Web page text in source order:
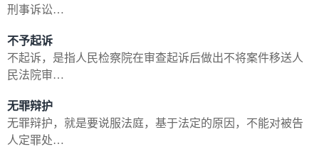
刑事诉讼…
不予起诉
不起诉，是指人民检察院在审查起诉后做出不将案件移送人
民法院审…
无罪辩护
无罪辩护，就是要说服法庭，基于法定的原因，不能对被告
人定罪处…